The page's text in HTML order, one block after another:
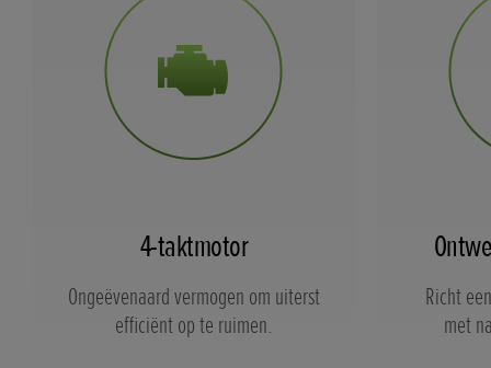
4-taktmotor
Ongeëvenaard vermogen om uiterst
efficiënt op te ruimen.
Richt
met